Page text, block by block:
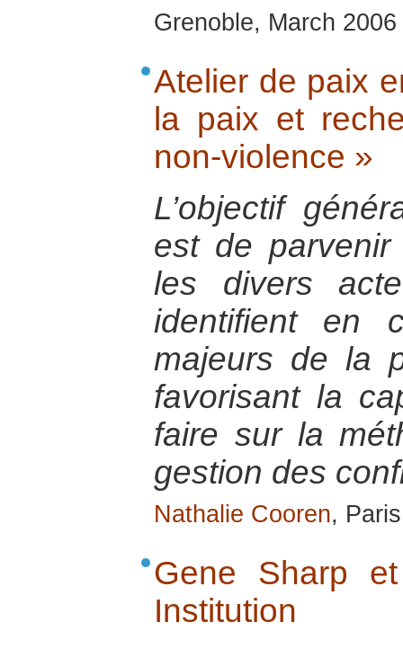
Grenoble, March 2006
Atelier de paix
la paix et
non-violence »
L’objectif
est de
les divers
identifient en
majeurs de la
favorisant la
faire sur la
gestion des
Nathalie Cooren,
Gene Sharp
Institution